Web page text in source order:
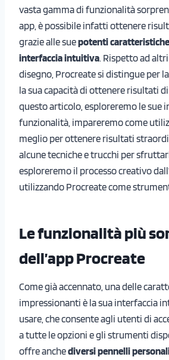
vasta gamma di funzionalità
app, è possibile infatti ottenere
grazie alle suepotenti caratteristiche
interfaccia intuitiva. Rispetto ad
disegno, Procreate si distingue per
la sua capacità di ottenere risultati
questo articolo, esploreremo le sue
funzionalità, impareremo come
meglio per ottenere risultati
alcune tecniche e trucchi per
esploreremo il processo creativo
utilizzando Procreate come
Le funzionalità più
dell’app Procreate
Come già accennato, una delle
impressionanti è la sua interfaccia
usare, che consente agli utenti di
a tutte le opzioni e gli strumenti
offre anchediversi pennelli